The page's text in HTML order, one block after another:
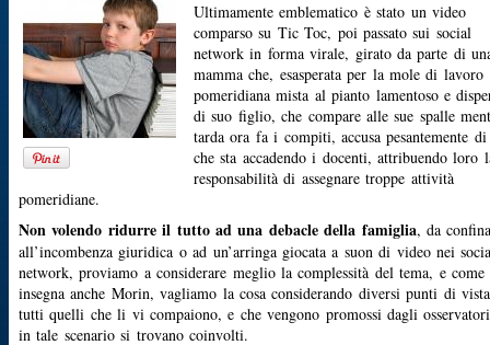
Ultimamente emblematico è stato un video
comparso su Tic Toc, poi passato sui social
network in forma virale, girato da parte di
mamma che, esasperata per la mole di lavoro
pomeridiana mista al pianto lamentoso e
di suo figlio, che compare alle sue spalle
tarda ora fa i compiti, accusa pesantemente
che sta accadendo i docenti, attribuendo loro
responsabilità di assegnare troppe attività
pomeridiane.
Non volendo ridurre il tutto ad una debacle della famiglia, da
all’incombenza giuridica o ad un’arringa giocata a suon di video nei
network, proviamo a considerare meglio la complessità del tema, e come
insegna anche Morin, vagliamo la cosa considerando diversi punti di
tutti quelli che li vi compaiono, e che vengono promossi dagli
in tale scenario si trovano coinvolti.